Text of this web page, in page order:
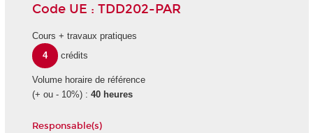
Code UE : TDD202-PAR
Cours + travaux pratiques
4
crédits
Volume horaire de référence
(+ ou - 10%) : 40 heures
Responsable(s)